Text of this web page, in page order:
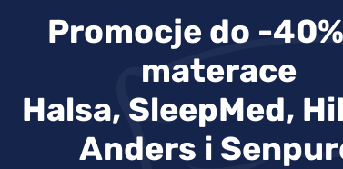
Promocje do -
materace
Halsa, SleepMed,
Anders i